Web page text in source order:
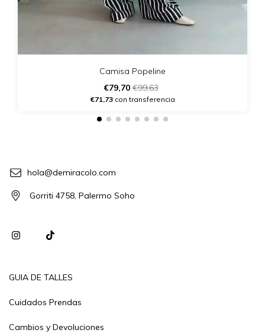
Camisa Popeline
€79,70€99,63
€71,73con transferencia
hola@demiracolo.com
Gorriti 4758, Palermo Soho
GUIA DE TALLES
Cuidados Prendas
Cambios y Devoluciones